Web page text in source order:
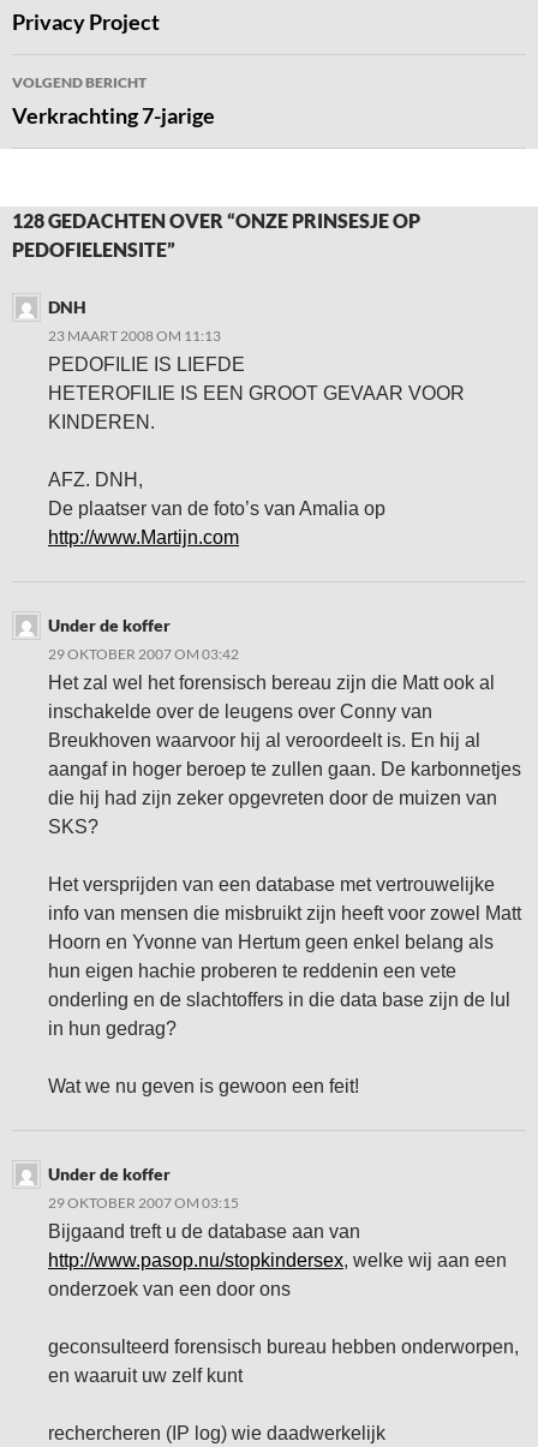
navigatie
Privacy Project
VOLGEND BERICHT
Verkrachting 7-jarige
128 GEDACHTEN OVER “ONZE PRINSESJE OP
PEDOFIELENSITE”
DNH
23 MAART 2008 OM 11:13
PEDOFILIE IS LIEFDE
HETEROFILIE IS EEN GROOT GEVAAR VOOR
KINDEREN.
AFZ. DNH,
De plaatser van de foto’s van Amalia op
http://www.Martijn.com
Under de koffer
29 OKTOBER 2007 OM 03:42
Het zal wel het forensisch bereau zijn die Matt ook al
inschakelde over de leugens over Conny van
Breukhoven waarvoor hij al veroordeelt is. En hij al
aangaf in hoger beroep te zullen gaan. De karbonnetjes
die hij had zijn zeker opgevreten door de muizen van
SKS?
Het versprijden van een database met vertrouwelijke
info van mensen die misbruikt zijn heeft voor zowel Matt
Hoorn en Yvonne van Hertum geen enkel belang als
hun eigen hachie proberen te reddenin een vete
onderling en de slachtoffers in die data base zijn de lul
in hun gedrag?
Wat we nu geven is gewoon een feit!
Under de koffer
29 OKTOBER 2007 OM 03:15
Bijgaand treft u de database aan van
http://www.pasop.nu/stopkindersex, welke wij aan een
onderzoek van een door ons
geconsulteerd forensisch bureau hebben onderworpen,
en waaruit uw zelf kunt
rechercheren (IP log) wie daadwerkelijk